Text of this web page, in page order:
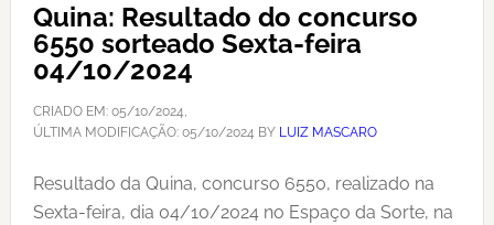
Quina: Resultado do concurso
6550 sorteado Sexta-feira
04/10/2024
CRIADO EM: 05/10/2024,
ÚLTIMA MODIFICAÇÃO: 05/10/2024 BY LUIZ MASCARO
Resultado da Quina, concurso 6550, realizado na
Sexta-feira, dia 04/10/2024 no Espaço da Sorte, na